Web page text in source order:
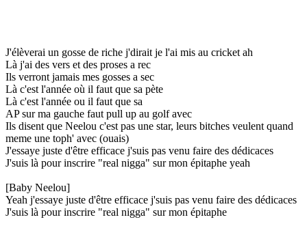
J'élèverai un gosse de riche j'dirait je l'ai mis au cricket ah
Là j'ai des vers et des proses a rec
Ils verront jamais mes gosses a sec
Là c'est l'année où il faut que sa pète
Là c'est l'année ou il faut que sa
AP sur ma gauche faut pull up au golf avec
Ils disent que Neelou c'est pas une star, leurs bitches veulent quand
meme une toph' avec (ouais)
J'essaye juste d'être efficace j'suis pas venu faire des dédicaces
J'suis là pour inscrire "real nigga" sur mon épitaphe yeah
[Baby Neelou]
Yeah j'essaye juste d'être efficace j'suis pas venu faire des dédicaces
J'suis là pour inscrire "real nigga" sur mon épitaphe